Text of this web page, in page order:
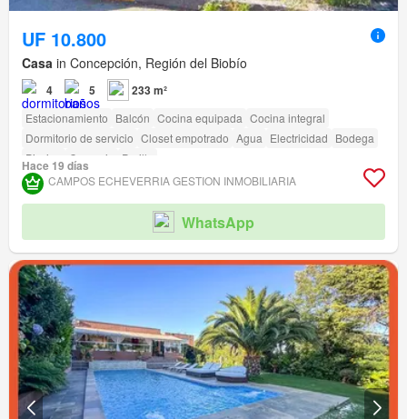
UF 10.800
Casa in Concepción, Región del Biobío
4 5 233 m²
Estacionamiento Balcón Cocina equipada Cocina integral
Dormitorio de servicio Closet empotrado Agua Electricidad Bodega
Piscina
Conserje Parilla
Hace 19 días
CAMPOS ECHEVERRIA GESTION INMOBILIARIA
WhatsApp